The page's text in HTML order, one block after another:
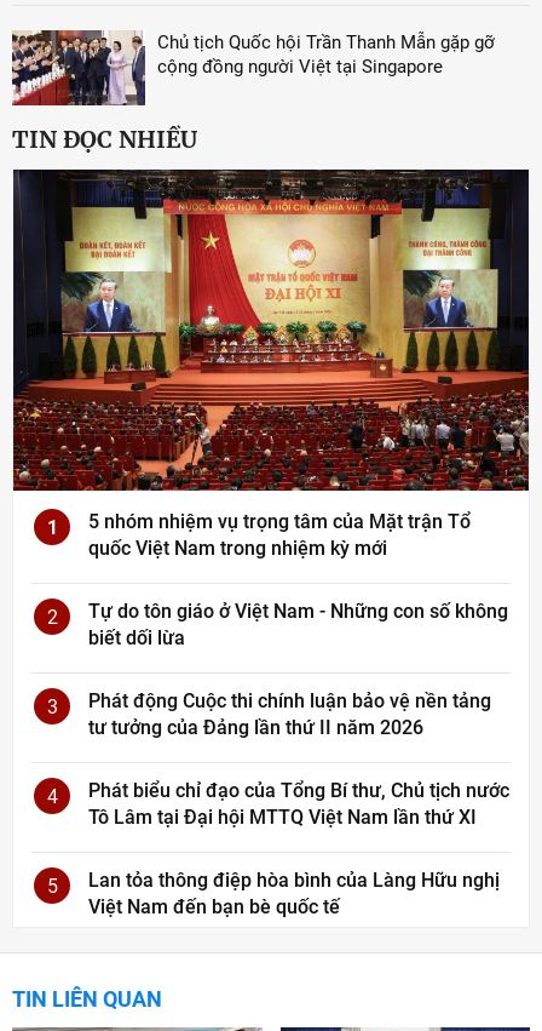
Chủ tịch Quốc hội Trần Thanh Mẫn gặp gỡ
cộng đồng người Việt tại Singapore
TIN ĐỌC NHIỀU
1
5 nhóm nhiệm vụ trọng tâm của Mặt trận Tổ
quốc Việt Nam trong nhiệm kỳ mới
2
Tự do tôn giáo ở Việt Nam - Những con số không
biết dối lừa
3
Phát động Cuộc thi chính luận bảo vệ nền tảng
tư tưởng của Đảng lần thứ II năm 2026
4
Phát biểu chỉ đạo của Tổng Bí thư, Chủ tịch nước
Tô Lâm tại Đại hội MTTQ Việt Nam lần thứ XI
5
Lan tỏa thông điệp hòa bình của Làng Hữu nghị
Việt Nam đến bạn bè quốc tế
TIN LIÊN QUAN